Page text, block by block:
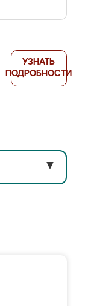
УЗНАТЬ
ПОДРОБНОСТИ
▼